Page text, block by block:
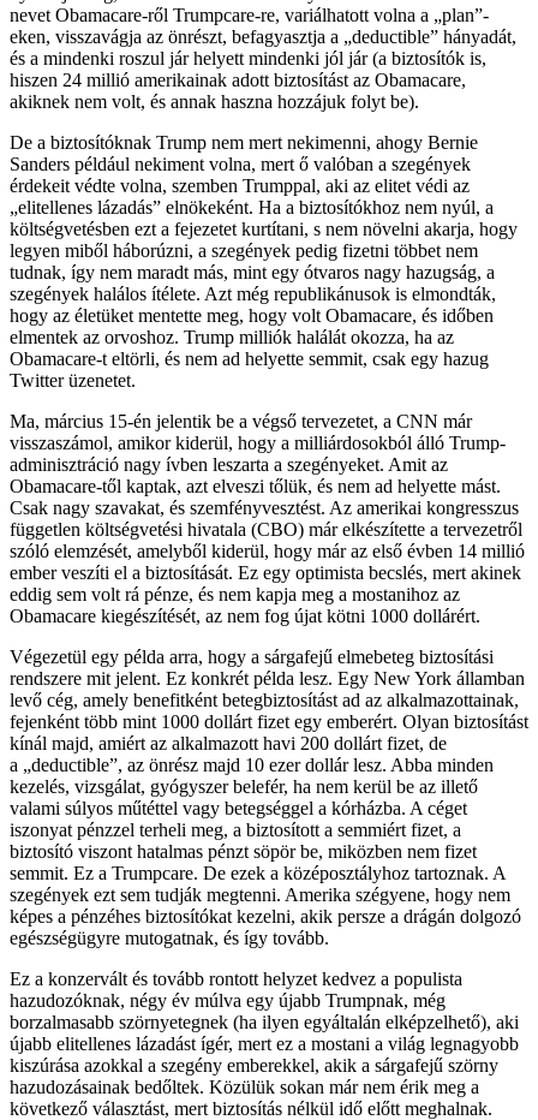
nevet Obamacare-ről Trumpcare-re, variálhatott volna a „plan”-
eken, visszavágja az önrészt, befagyasztja a „deductible” hányadát,
és a mindenki roszul jár helyett mindenki jól jár (a biztosítók is,
hiszen 24 millió amerikainak adott biztosítást az Obamacare,
akiknek nem volt, és annak haszna hozzájuk folyt be).
De a biztosítóknak Trump nem mert nekimenni, ahogy Bernie
Sanders például nekiment volna, mert ő valóban a szegények
érdekeit védte volna, szemben Trumppal, aki az elitet védi az
„elitellenes lázadás” elnökeként. Ha a biztosítókhoz nem nyúl, a
költségvetésben ezt a fejezetet kurtítani, s nem növelni akarja, hogy
legyen miből háborúzni, a szegények pedig fizetni többet nem
tudnak, így nem maradt más, mint egy ótvaros nagy hazugság, a
szegények halálos ítélete. Azt még republikánusok is elmondták,
hogy az életüket mentette meg, hogy volt Obamacare, és időben
elmentek az orvoshoz. Trump milliók halálát okozza, ha az
Obamacare-t eltörli, és nem ad helyette semmit, csak egy hazug
Twitter üzenetet.
Ma, március 15-én jelentik be a végső tervezetet, a CNN már
visszaszámol, amikor kiderül, hogy a milliárdosokból álló Trump-
adminisztráció nagy ívben leszarta a szegényeket. Amit az
Obamacare-től kaptak, azt elveszi tőlük, és nem ad helyette mást.
Csak nagy szavakat, és szemfényvesztést. Az amerikai kongresszus
független költségvetési hivatala (CBO) már elkészítette a tervezetről
szóló elemzését, amelyből kiderül, hogy már az első évben 14 millió
ember veszíti el a biztosítását. Ez egy optimista becslés, mert akinek
eddig sem volt rá pénze, és nem kapja meg a mostanihoz az
Obamacare kiegészítését, az nem fog újat kötni 1000 dollárért.
Végezetül egy példa arra, hogy a sárgafejű elmebeteg biztosítási
rendszere mit jelent. Ez konkrét példa lesz. Egy New York államban
levő cég, amely benefitként betegbiztosítást ad az alkalmazottainak,
fejenként több mint 1000 dollárt fizet egy emberért. Olyan biztosítást
kínál majd, amiért az alkalmazott havi 200 dollárt fizet, de
a „deductible”, az önrész majd 10 ezer dollár lesz. Abba minden
kezelés, vizsgálat, gyógyszer belefér, ha nem kerül be az illető
valami súlyos műtéttel vagy betegséggel a kórházba. A céget
iszonyat pénzzel terheli meg, a biztosított a semmiért fizet, a
biztosító viszont hatalmas pénzt söpör be, miközben nem fizet
semmit. Ez a Trumpcare. De ezek a középosztályhoz tartoznak. A
szegények ezt sem tudják megtenni. Amerika szégyene, hogy nem
képes a pénzéhes biztosítókat kezelni, akik persze a drágán dolgozó
egészségügyre mutogatnak, és így tovább.
Ez a konzervált és tovább rontott helyzet kedvez a populista
hazudozóknak, négy év múlva egy újabb Trumpnak, még
borzalmasabb szörnyetegnek (ha ilyen egyáltalán elképzelhető), aki
újabb elitellenes lázadást ígér, mert ez a mostani a világ legnagyobb
kiszúrása azokkal a szegény emberekkel, akik a sárgafejű szörny
hazudozásainak bedőltek. Közülük sokan már nem érik meg a
következő választást, mert biztosítás nélkül idő előtt meghalnak.